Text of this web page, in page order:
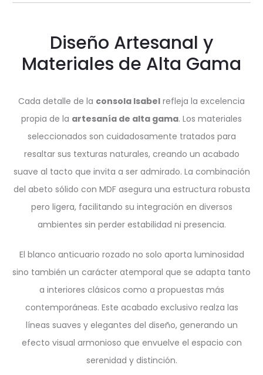
Diseño Artesanal y
Materiales de Alta Gama
Cada detalle de la consola Isabel refleja la excelencia
propia de la artesanía de alta gama. Los materiales
seleccionados son cuidadosamente tratados para
resaltar sus texturas naturales, creando un acabado
suave al tacto que invita a ser admirado. La combinación
del abeto sólido con MDF asegura una estructura robusta
pero ligera, facilitando su integración en diversos
ambientes sin perder estabilidad ni presencia.
El blanco anticuario rozado no solo aporta luminosidad
sino también un carácter atemporal que se adapta tanto
a interiores clásicos como a propuestas más
contemporáneas. Este acabado exclusivo realza las
líneas suaves y elegantes del diseño, generando un
efecto visual armonioso que envuelve el espacio con
serenidad y distinción.